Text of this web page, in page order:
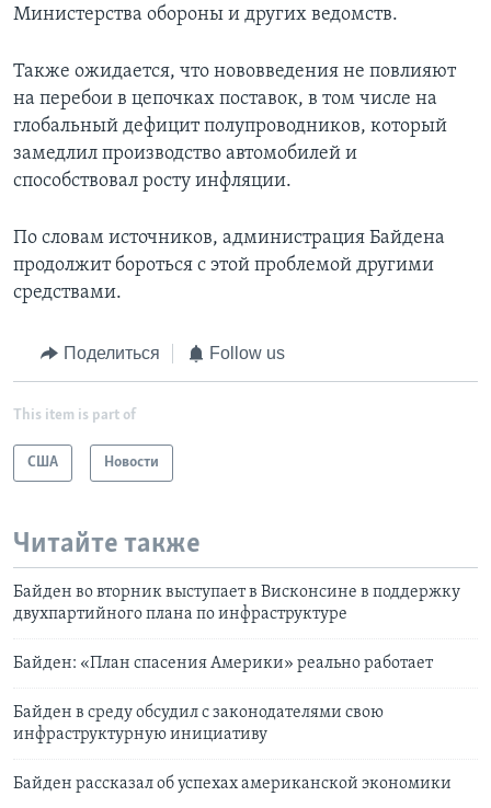
Министерства обороны и других ведомств.
Также ожидается, что нововведения не повлияют
на перебои в цепочках поставок, в том числе на
глобальный дефицит полупроводников, который
замедлил производство автомобилей и
способствовал росту инфляции.
По словам источников, администрация Байдена
продолжит бороться с этой проблемой другими
средствами.
Поделиться Follow us
This item is part of
США Новости
Читайте также
Байден во вторник выступает в Висконсине в поддержку
двухпартийного плана по инфраструктуре
Байден: «План спасения Америки» реально работает
Байден в среду обсудил с законодателями свою
инфраструктурную инициативу
Байден рассказал об успехах американской экономики